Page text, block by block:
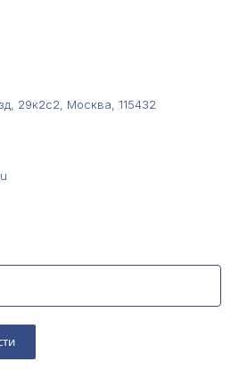
29к2с2, Москва, 115432